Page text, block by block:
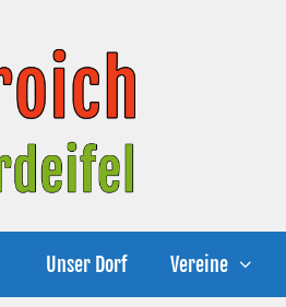
Unser Dorf Vereine